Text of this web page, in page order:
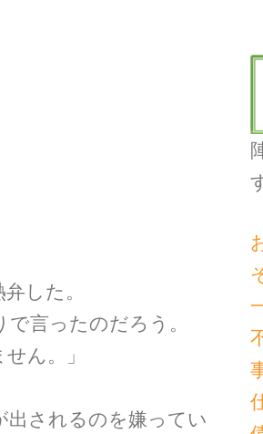
した。
言ったのだろう。
ん。」
されるのを嫌ってい